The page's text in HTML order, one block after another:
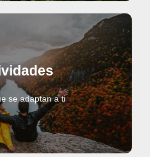
se adaptan a ti